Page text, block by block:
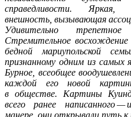
справедливости. Яркая,
внешность, вызывающая
Удивительно
Стремительное
бедной мариупольской
признанному одним из самых
Бурное, всеобщее
каждой его новой
в обществе. Картины
всего ранее написанного
манере, они открывали путь